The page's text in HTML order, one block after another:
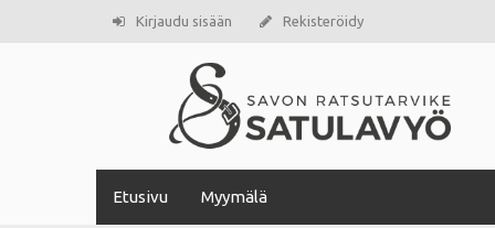
Kirjaudu sisään Rekisteröidy
Etusivu Myymälä